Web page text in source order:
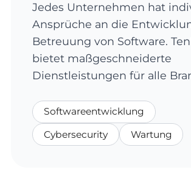
Jedes Unternehmen hat
Ansprüche an die
Betreuung von Software.
bietet maßgeschneiderte
Dienstleistungen für alle
Softwareentwicklung
Cybersecurity
Wartung